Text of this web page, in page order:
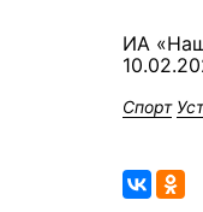
ИА
Спорт